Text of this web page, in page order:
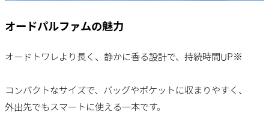
オードパルファムの魅力
オードトワレより長く、静かに香る設計で、持続時間UP※
コンパクトなサイズで、バッグやポケットに収まりやすく、
外出先でもスマートに使える一本です。